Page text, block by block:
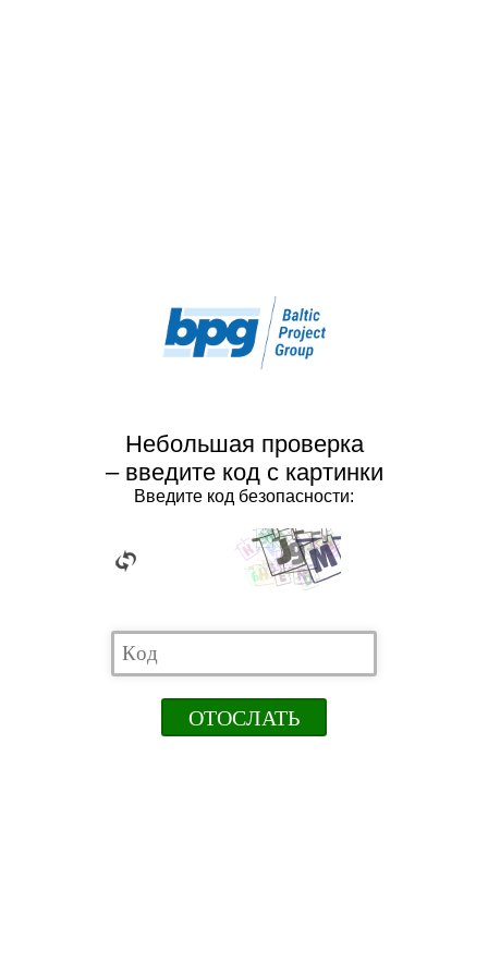
Небольшая проверка
– введите код с картинки
Введите код безопасности: